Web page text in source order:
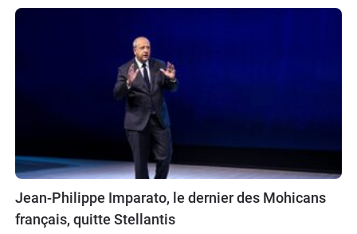
Jean-Philippe Imparato, le dernier des Mohicans
français, quitte Stellantis